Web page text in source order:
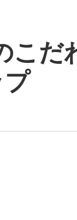
こだ